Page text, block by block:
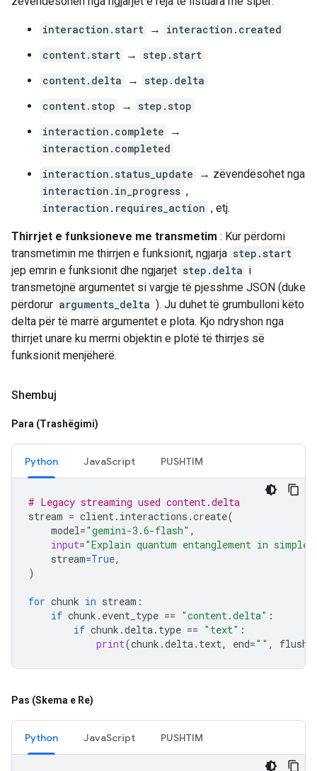
interaction.start →
interaction.created
content.start →
step.start
content.delta
→
step.delta
content.stop
→
step.stop
interaction.complete
→
interaction.completed
interaction.status_update
→ zëvendësohet nga
interaction.in_progress ,
interaction.requires_action , etj.
Thirrjet e funksioneve me transmetim : Kur përdorni
transmetimin me thirrjen e funksionit, ngjarja step.start
jep emrin e funksionit dhe ngjarjet step.delta i
transmetojnë argumentet si vargje të pjesshme JSON (duke
përdorur arguments_delta ). Ju duhet të grumbulloni këto
delta për të marrë argumentet e plota. Kjo ndryshon nga
thirrjet unare ku merrni objektin e plotë të thirrjes së
funksionit menjëherë.
Shembuj
Para (Trashëgimi)
Python JavaScript PUSHTIM
# Legacy streaming used content.delta
stream = client. interactions .create(
model="gemini-3.6-flash" ,
input="Explain quantum entanglement in simple
stream=True,
)
for chunk in stream :
if chunk . event_type == "content.delta" :
if chunk .delta. type == "text" :
print(chunk .delta. text, end="" , flush
Pas (Skema e Re)
Python JavaScript PUSHTIM